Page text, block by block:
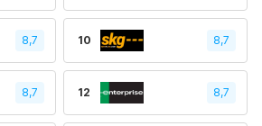
8,7 10 8,7
8,7 12 8,7